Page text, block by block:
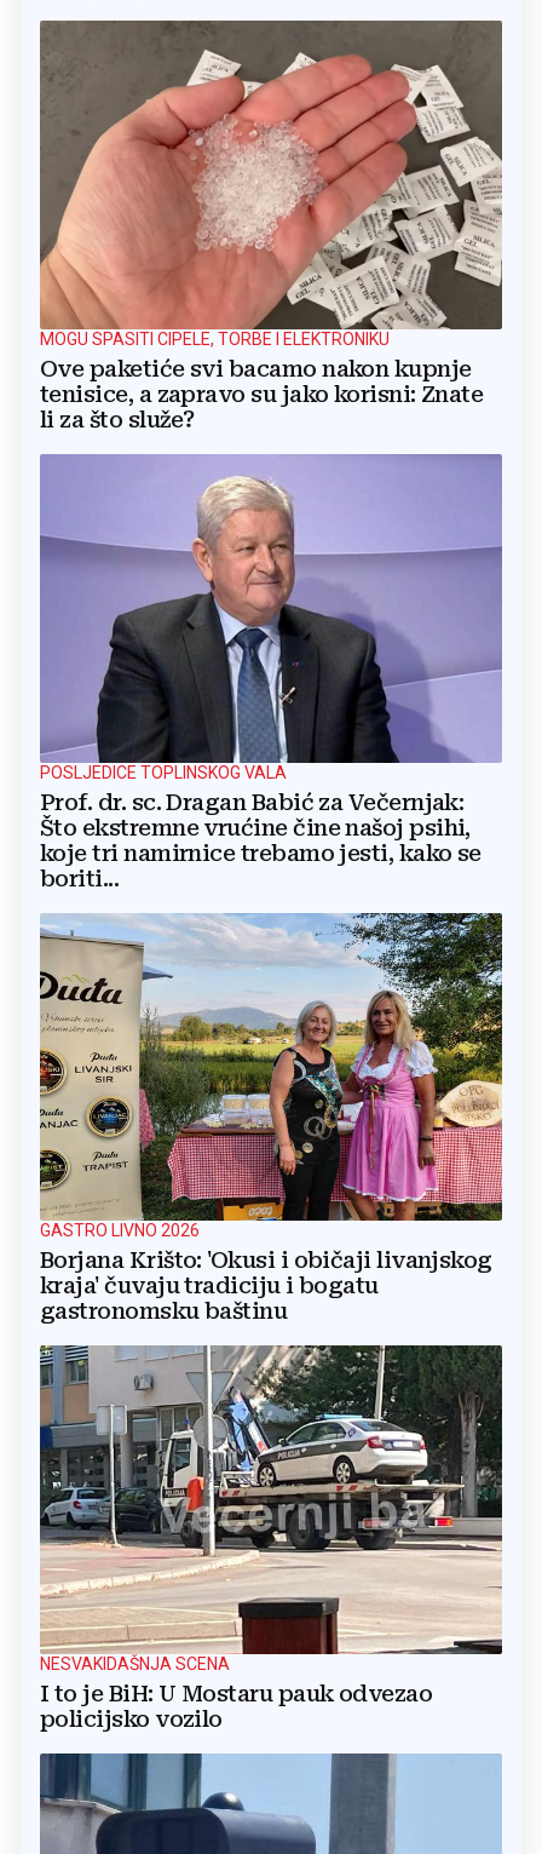
MOGU SPASITI CIPELE, TORBE I ELEKTRONIKU
Ove paketiće svi bacamo nakon kupnje
tenisice, a zapravo su jako korisni: Znate
li za što služe?
POSLJEDICE TOPLINSKOG VALA
Prof. dr. sc. Dragan Babić za Večernjak:
Što ekstremne vrućine čine našoj psihi,
koje tri namirnice trebamo jesti, kako se
boriti...
GASTRO LIVNO 2026
Borjana Krišto: 'Okusi i običaji livanjskog
kraja' čuvaju tradiciju i bogatu
gastronomsku baštinu
NESVAKIDAŠNJA SCENA
I to je BiH: U Mostaru pauk odvezao
policijsko vozilo